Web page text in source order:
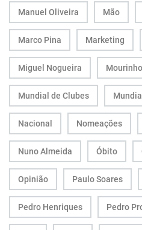
Manuel Oliveira Mão
Marco Pina Marketing
Miguel Nogueira Mourinho
Mundial de Clubes
Nacional Nomeações
Nuno Almeida Óbito
Opinião Paulo Soares
Pedro Henriques Pedro